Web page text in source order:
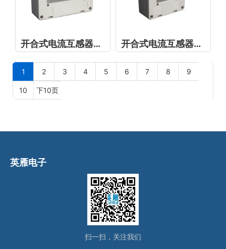
开合式电流互感器KH-0.66-120*30 开合式电流互感器KH-0.66-60*30
1 2 3 4 5 6 7 8 9
10 下10页
英雁电子
扫一扫，关注我们